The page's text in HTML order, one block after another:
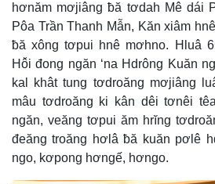
hơnăm mơjiâng ƀă tơdah Mê dái
Pôa Trần Thanh Mẫn, Kăn xiâm
ƀă xông tơpui hnê mơhno. Hluâ
Hô̆i đong ngăn ‘na Hdrông Kuăn
kal khât tung tơdroăng mơjiâng
mâu tơdroăng ki kân dêi tơnêi
ngăn, veăng tơpui ăm hrĭng
đeăng troăng hơlâ ƀă kuăn pơlê
ngo, kơpong hơngế, hơngo.